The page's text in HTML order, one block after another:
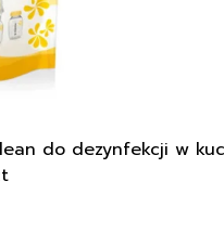
do dezynfekcji w